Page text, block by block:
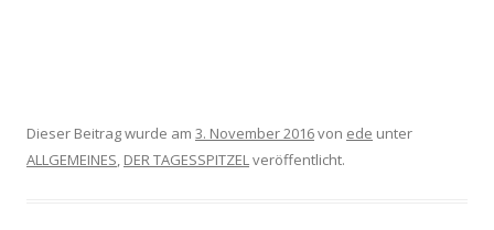
Dieser Beitrag wurde am 3. November 2016von ede unter
ALLGEMEINES, DER TAGESSPITZELveröffentlicht.